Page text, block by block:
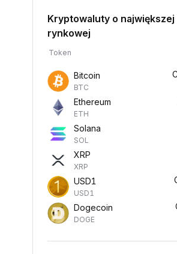
Kryptowaluty o
rynkowej
Token
Bitcoin
BTC
Ethereum
ETH
Solana
SOL
XRP
XRP
USD1
USD1
Dogecoin
DOGE